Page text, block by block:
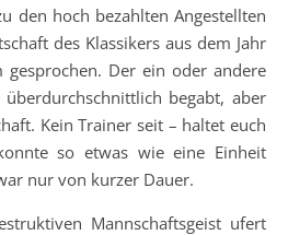
den hoch bezahlten Angestellten
des Klassikers aus dem Jahr
Der ein oder andere
begabt, aber
Kein Trainer seit – haltet euch
so etwas wie eine Einheit
nur von kurzer Dauer.
Mannschaftsgeist ufert